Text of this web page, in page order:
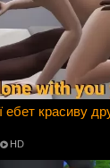
ебет красиву
HD